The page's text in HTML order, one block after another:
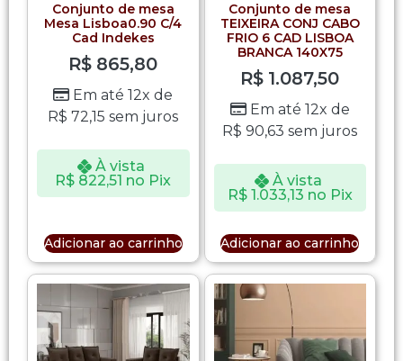
Conjunto de mesa
Mesa Lisboa0.90 C/4
Cad Indekes
R$ 865,80
Em até 12x de
R$ 72,15 sem juros
À vista
R$ 822,51 no Pix
Adicionar ao carrinho
Conjunto de mesa
TEIXEIRA CONJ CABO
FRIO 6 CAD LISBOA
BRANCA 140X75
R$ 1.087,50
Em até 12x de
R$ 90,63 sem juros
À vista
R$1.033,13 no Pix
Adicionar ao carrinho